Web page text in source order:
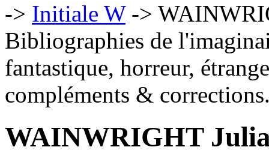
Initiale W
Bibliographies de
fantastique, horreur,
compléments &
WAINWRIGHT